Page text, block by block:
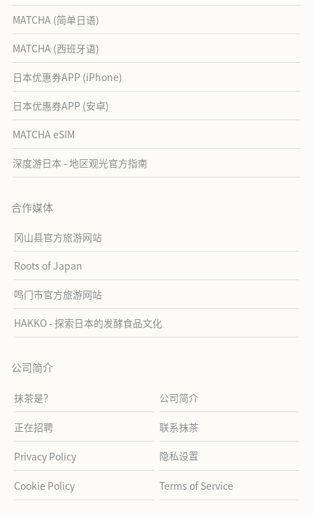
MATCHA (简单日语)
MATCHA (西班牙语)
日本优惠券APP (iPhone)
日本优惠券APP (安卓)
MATCHA eSIM
深度游日本 - 地区观光官方指南
合作媒体
冈山县官方旅游网站
Roots of Japan
鸣门市官方旅游网站
HAKKO - 探索日本的发酵食品文化
公司简介
抹茶是？ 公司简介
正在招聘 联系抹茶
Privacy Policy 隐私设置
Cookie Policy Terms of Service